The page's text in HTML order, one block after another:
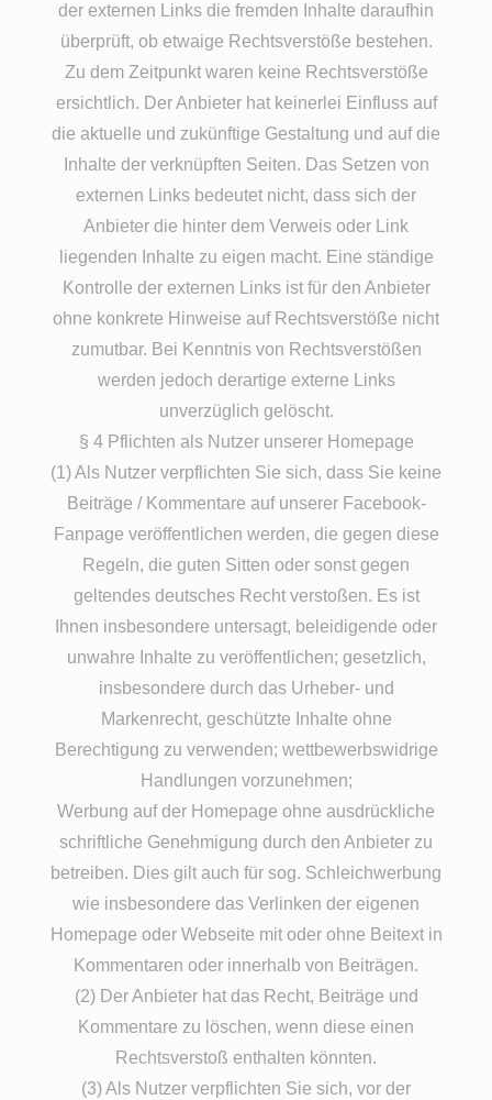
der externen Links die fremden Inhalte daraufhin
überprüft, ob etwaige Rechtsverstöße bestehen.
Zu dem Zeitpunkt waren keine Rechtsverstöße
ersichtlich. Der Anbieter hat keinerlei Einfluss auf
die aktuelle und zukünftige Gestaltung und auf die
Inhalte der verknüpften Seiten. Das Setzen von
externen Links bedeutet nicht, dass sich der
Anbieter die hinter dem Verweis oder Link
liegenden Inhalte zu eigen macht. Eine ständige
Kontrolle der externen Links ist für den Anbieter
ohne konkrete Hinweise auf Rechtsverstöße nicht
zumutbar. Bei Kenntnis von Rechtsverstößen
werden jedoch derartige externe Links
unverzüglich gelöscht.
§ 4 Pflichten als Nutzer unserer Homepage
(1) Als Nutzer verpflichten Sie sich, dass Sie keine
Beiträge / Kommentare auf unserer Facebook-
Fanpage veröffentlichen werden, die gegen diese
Regeln, die guten Sitten oder sonst gegen
geltendes deutsches Recht verstoßen. Es ist
Ihnen insbesondere untersagt, beleidigende oder
unwahre Inhalte zu veröffentlichen; gesetzlich,
insbesondere durch das Urheber- und
Markenrecht, geschützte Inhalte ohne
Berechtigung zu verwenden; wettbewerbswidrige
Handlungen vorzunehmen;
Werbung auf der Homepage ohne ausdrückliche
schriftliche Genehmigung durch den Anbieter zu
betreiben. Dies gilt auch für sog. Schleichwerbung
wie insbesondere das Verlinken der eigenen
Homepage oder Webseite mit oder ohne Beitext in
Kommentaren oder innerhalb von Beiträgen.
(2) Der Anbieter hat das Recht, Beiträge und
Kommentare zu löschen, wenn diese einen
Rechtsverstoß enthalten könnten.
(3) Als Nutzer verpflichten Sie sich, vor der